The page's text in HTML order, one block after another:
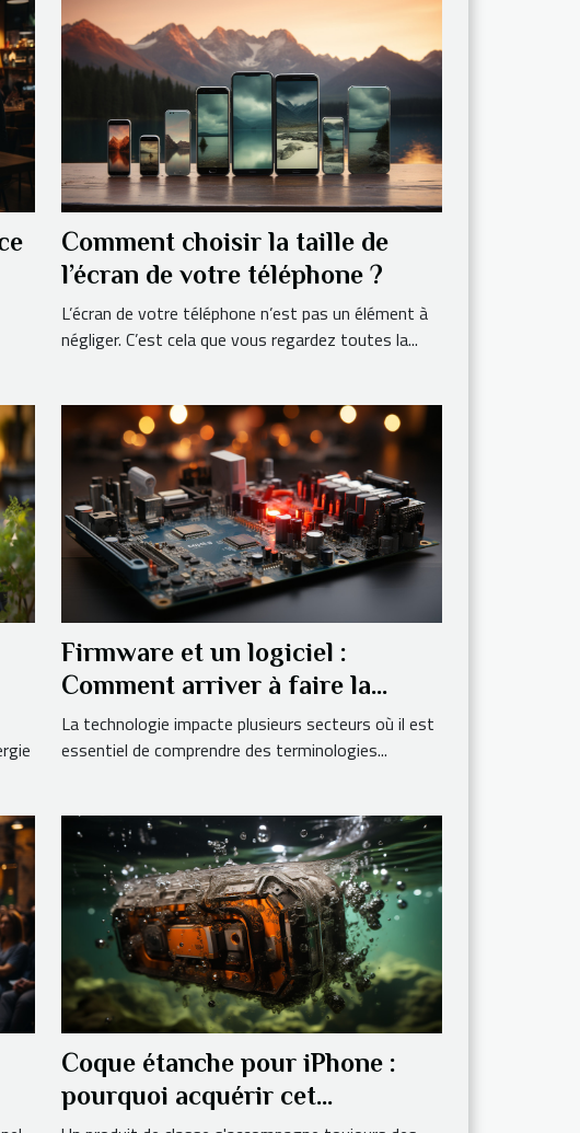
Comment choisir la taille de
l’écran de votre téléphone ?
L’écran de votre téléphone n’est pas un élément à
négliger. C’est cela que vous regardez toutes la...
Firmware et un logiciel :
Comment arriver à faire la
différence ?
La technologie impacte plusieurs secteurs où il est
essentiel de comprendre des terminologies...
Coque étanche pour iPhone :
pourquoi acquérir cet